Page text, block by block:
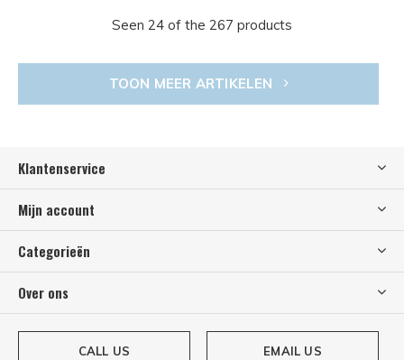
Seen 24 of the 267 products
TOON MEER ARTIKELEN
Klantenservice
Mijn account
Categorieën
Over ons
CALL US EMAIL US